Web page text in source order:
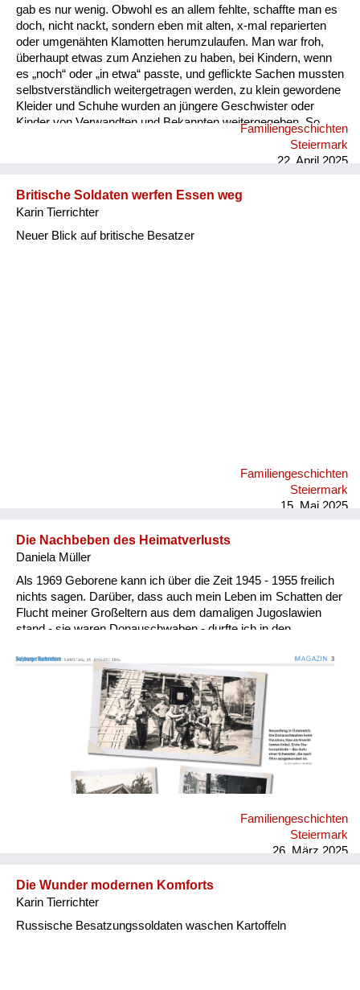
gab es nur wenig. Obwohl es an allem fehlte, schaffte man es
doch, nicht nackt, sondern eben mit alten, x-mal reparierten
oder umgenähten Klamotten herumzulaufen. Man war froh,
überhaupt etwas zum Anziehen zu haben, bei Kindern, wenn
es „noch“ oder „in etwa“ passte, und geflickte Sachen mussten
selbstverständlich weitergetragen werden, zu klein gewordene
Kleider und Schuhe wurden an jüngere Geschwister oder
Kinder von Verwandten und Bekannten weitergegeben. So
„erbte“ mein jüngerer Bruder manches von mir, und ich
gefiel, war undenkbar. Auch im Winter trug ich als Bub dieselbe
kurze Lederhose wie im Sommer und dazu lange Strümpfe,
die von einem „Strumpfbandhalter“ festgehalten wurd...
Familiengeschichten
Steiermark
22. April 2025
Britische Soldaten werfen Essen weg
Karin Tierrichter
Neuer Blick auf britische Besatzer
Familiengeschichten
Steiermark
15. Mai 2025
Die Nachbeben des Heimatverlusts
Daniela Müller
Als 1969 Geborene kann ich über die Zeit 1945 - 1955 freilich
nichts sagen. Darüber, dass auch mein Leben im Schatten der
Flucht meiner Großeltern aus dem damaligen Jugoslawien
stand - sie waren Donauschwaben - durfte ich in den
betrifft, nicht bearbeitete Traumata zweier Generationen
aufzuarbeiten, die allzu früh gestorben und manche davon nie
wirklich in ihrer neuen Heimat angekommen sind. Meine
Familiengeschichte sehe ich als Lehrbeispiel aus Norbert
Elias' "Etablierte und Außenseiter". 2015 durfte ich für die
Salzburger Nachrichten, für die ich als freie Redakteurin
arbeite, einen Beitrag verfassen, siehe Anhang. Heute denke
ich, dass es gerade meine Familiengeschichte war, die den
Berufswunsch Journalistin in mir geweckt hat.
Familiengeschichten
Steiermark
26. März 2025
Die Wunder modernen Komforts
Karin Tierrichter
Russische Besatzungssoldaten waschen Kartoffeln